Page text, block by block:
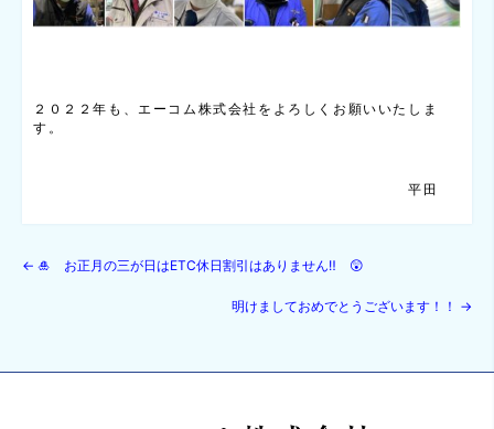
２０２２年も、エーコム株式会社をよろしくお願いいたしま
す。
平田
← 🎍 お正月の三が日はETC休日割引はありません‼ 😲
明けましておめでとうございます！！ →